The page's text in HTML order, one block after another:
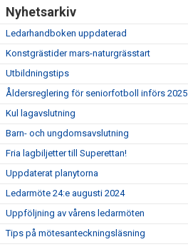
Nyhetsarkiv
Ledarhandboken uppdaterad
Konstgrästider mars-naturgrässtart
Utbildningstips
Åldersreglering för seniorfotboll införs 2025
Kul lagavslutning
Barn- och ungdomsavslutning
Fria lagbiljetter till Superettan!
Uppdaterat planytorna
Ledarmöte 24:e augusti 2024
Uppföljning av vårens ledarmöten
Tips på mötesanteckningsläsning